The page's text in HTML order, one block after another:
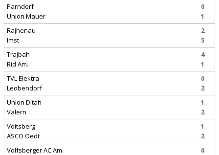
Parndorf
Union Mauer
0
1
Rajhenau
Imst
2
5
Trajbah
Rid Am.
4
1
TVL Elektra
Leobendorf
0
2
Union Ditah
Valern
1
2
Voitsberg
ASCO Oedt
1
2
Volfsberger AC Am.
0